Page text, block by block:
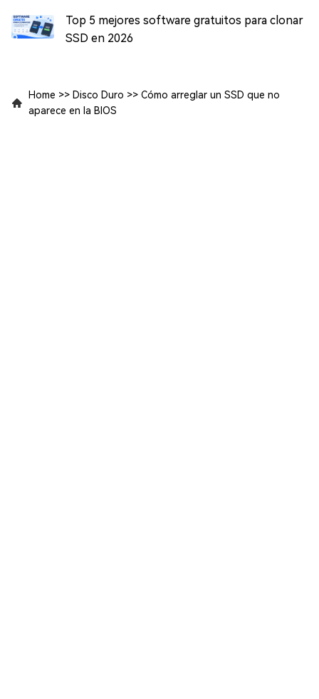
Top 5 mejores software gratuitos para clonar
SSD en 2026
Home >> Disco Duro >> Cómo arreglar un SSD que no
aparece en la BIOS